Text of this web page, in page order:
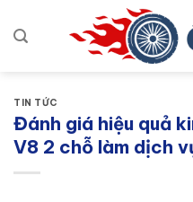
qua
TIN TỨC
Đánh giá hiệu quả
V8 2 chỗ làm dịch